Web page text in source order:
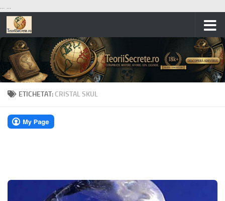
... ...
Skip to content
ETICHETAT: CRISTAL SKUL